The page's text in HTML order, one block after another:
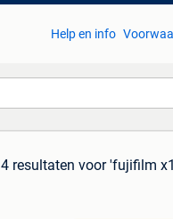
Help en info
4 resultaten voor 'fujifilm